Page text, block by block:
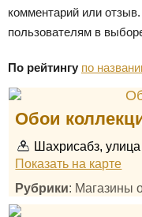
комментарий или
пользователям в
По рейтингу по
Обои
Шахрисабз,
Показать на карте
Рубрики: Магазины